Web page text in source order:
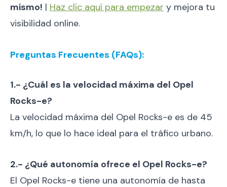
mismo! | Haz clic aquí para empezar y mejora tu
visibilidad online.
Preguntas Frecuentes (FAQs):
1.- ¿Cuál es la velocidad máxima del Opel
Rocks-e?
La velocidad máxima del Opel Rocks-e es de 45
km/h, lo que lo hace ideal para el tráfico urbano.
2.- ¿Qué autonomía ofrece el Opel Rocks-e?
El Opel Rocks-e tiene una autonomía de hasta